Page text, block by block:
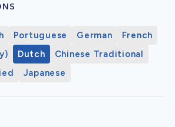
Portuguese German
French
Dutch
Chinese Traditional
Japanese